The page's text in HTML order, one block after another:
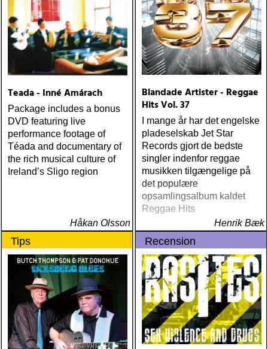
Teada - Inné Amárach
Package includes a bonus
DVD featuring live
performance footage of
Téada and documentary of
the rich musical culture of
Ireland’s Sligo region
Håkan Olsson
Blandade Artister - Reggae
Hits Vol. 37
I mange år har det engelske
pladeselskab Jet Star
Records gjort de bedste
singler indenfor reggae
musikken tilgængelige på
det populære
opsamlingsalbum kaldet
Reggae Hits
Henrik Bæk
Tips Recension